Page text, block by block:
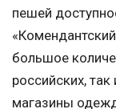
пешей
большое
российских,
магазины